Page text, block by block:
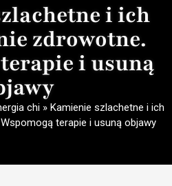
i ich
zdrowotne.
i usuną
chi » Kamienie szlachetne i ich
terapie i usuną objawy